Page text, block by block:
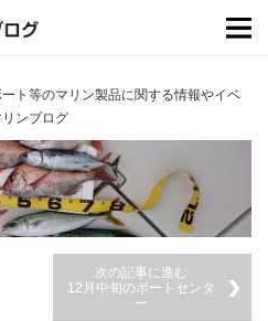
ト等のマリン製品に関する情報やイベ
ンブログ
次の記事に進む
12月中旬のボートセンタ
ー